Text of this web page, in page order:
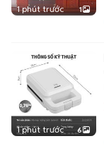
1 phút trước 1
1 phút trước 6